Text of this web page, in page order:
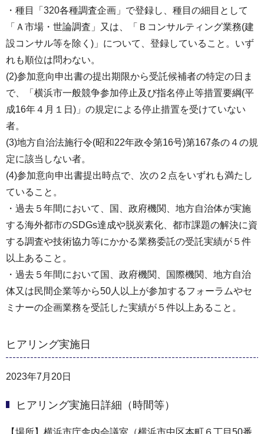
・種目「320各種調査企画」で登録し、種目の細目として
「Ａ市場・世論調査」又は、「Ｂコンサルティング業務(建
設コンサル等を除く)」について、登録していること。いず
れも順位は問わない。
(2)参加意向申出書の提出期限から受託候補者の特定の日ま
で、「横浜市一般競争参加停止及び指名停止等措置要綱(平
成16年４月１日)」の規定による停止措置を受けていない
者。
(3)地方自治法施行令(昭和22年政令第16号)第167条の４の規
定に該当しない者。
(4)参加意向申出書提出時点で、次の２点をいずれも満たし
ていること。
・過去５年間において、国、政府機関、地方自治体が実施
する海外都市のSDGs達成や脱炭素化、都市課題の解決に資
する調査や技術協力等にかかる業務委託の受託実績が５件
以上あること。
・過去５年間において国、政府機関、国際機関、地方自治
体又は民間企業等から50人以上が参加するフォーラムやセ
ミナーの企画業務を受託した実績が５件以上あること。
ヒアリング実施日
2023年7月20日
ヒアリング実施日詳細（時間等）